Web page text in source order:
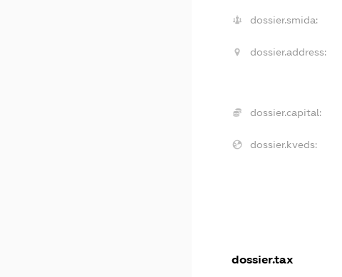
dossier.smida:
dossier.address:
dossier.capital:
dossier.kveds:
dossier.tax